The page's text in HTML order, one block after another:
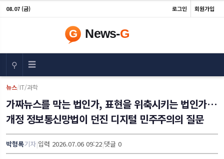
08.07 (금) 로그인 회원가입
⚲ ☰
뉴스/IT/과학
가짜뉴스를 막는 법인가, 표현을 위축시키는 법인가…
개정 정보통신망법이 던진 디지털 민주주의의 질문
박형록기자|입력 2026.07.06 09:22|댓글 0